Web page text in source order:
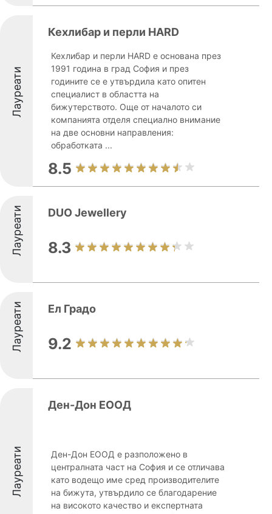
Лауреати
Кехлибар и перли HARD
Кехлибар и перли HARD е основана през
1991 година в град София и през
годините се е утвърдила като опитен
специалист в областта на
бижутерството. Още от началото си
компанията отделя специално внимание
на две основни направления:
обработката ...
8.5
Лауреати DUO Jewellery
8.3
Лауреати Ел Градо
9.2
Лауреати
Ден-Дон ЕООД
Ден-Дон ЕООД е разположено в
централната част на София и се отличава
като водещо име сред производителите
на бижута, утвърдило се благодарение
на високото качество и експертната